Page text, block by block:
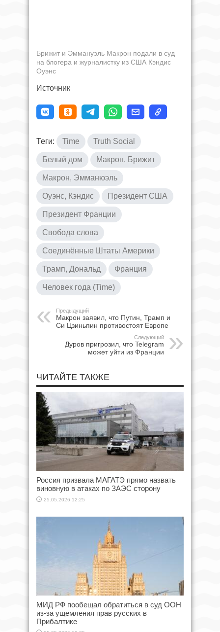
Брижит и Эммануэль Макрон подали в суд
на блогера и журналистку из США Кэндис
Оуэнс
Источник
Теги: Time Truth Social
Белый дом Макрон, Брижит
Макрон, Эмманюэль
Оуэнс, Кэндис Президент США
Президент Франции
Свобода слова
Соединённые Штаты Америки
Трамп, Дональд Франция
Человек года (Time)
Предыдущий
Макрон заявил, что Путин, Трамп и
Си Цзиньпин противостоят Европе
Следующий
Дуров пригрозил, что Telegram
может уйти из Франции
ЧИТАЙТЕ ТАКЖЕ
Россия призвала МАГАТЭ прямо назвать
виновную в атаках по ЗАЭС сторону
25.05.2026 12:25
МИД РФ пообещал обратиться в суд ООН
из-за ущемления прав русских в
Прибалтике